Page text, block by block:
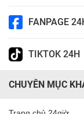
FANPAGE
TIKTOK 24H
CHUYÊN MỤC